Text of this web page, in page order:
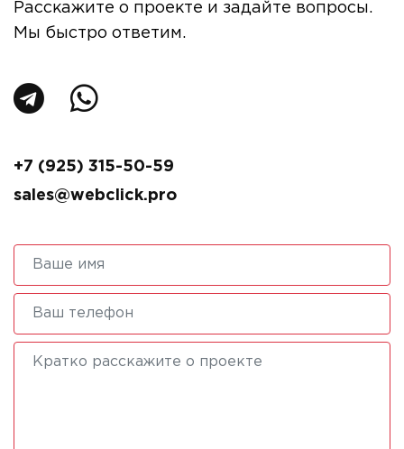
Расскажите о проекте и задайте вопросы.
Мы быстро ответим.
+7 (925) 315-50-59
sales@webclick.pro